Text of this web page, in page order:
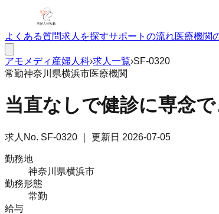
よくある質問求人を探すサポートの流れ医療機関
アモメディ 産婦人科›求人一覧›SF-0320
常勤神奈川県横浜市医療機関
当直なしで健診に専念
求人No. SF-0320 ｜ 更新日 2026-07-05
勤務地
神奈川県横浜市
勤務形態
常勤
給与